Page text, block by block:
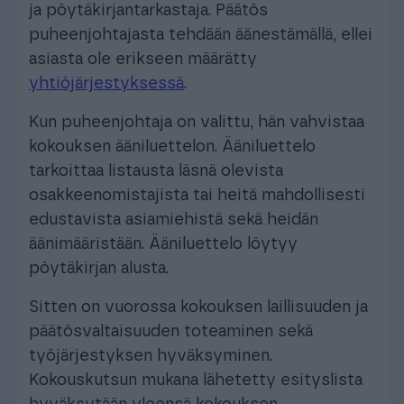
ja pöytäkirjantarkastaja. Päätös
puheenjohtajasta tehdään äänestämällä, ellei
asiasta ole erikseen määrätty
yhtiöjärjestyksessä.
Kun puheenjohtaja on valittu, hän vahvistaa
kokouksen ääniluettelon. Ääniluettelo
tarkoittaa listausta läsnä olevista
osakkeenomistajista tai heitä mahdollisesti
edustavista asiamiehistä sekä heidän
äänimääristään. Ääniluettelo löytyy
pöytäkirjan alusta.
Sitten on vuorossa kokouksen laillisuuden ja
päätösvaltaisuuden toteaminen sekä
työjärjestyksen hyväksyminen.
Kokouskutsun mukana lähetetty esityslista